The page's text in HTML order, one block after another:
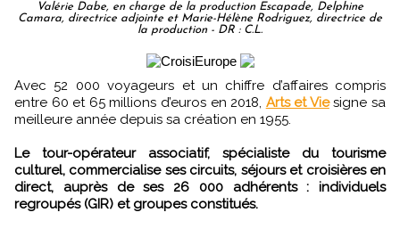
Valérie Dabe, en charge de la production Escapade, Delphine
Camara, directrice adjointe et Marie-Hélène Rodriguez, directrice de
la production - DR : C.L.
Avec 52 000 voyageurs et un chiffre d’affaires compris
entre 60 et 65 millions d’euros en 2018, Arts et Viesigne sa
meilleure année depuis sa création en 1955.
Le tour-opérateur associatif, spécialiste du tourisme
culturel, commercialise ses circuits, séjours et croisières en
direct, auprès de ses 26 000 adhérents : individuels
regroupés (GIR) et groupes constitués.